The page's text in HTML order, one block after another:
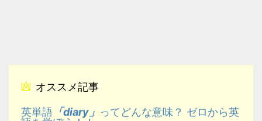
オススメ記事
「diary」
語を学ぼう！！